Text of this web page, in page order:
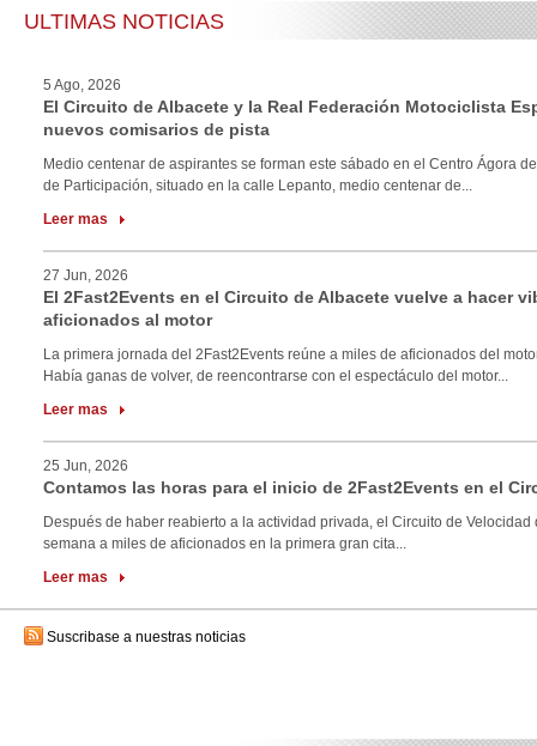
ULTIMAS NOTICIAS
5 Ago, 2026
El Circuito de Albacete y la Real Federación Motociclista
nuevos comisarios de pista
Medio centenar de aspirantes se forman este sábado en el Centro Ágora
de Participación, situado en la calle Lepanto, medio centenar de...
Leer mas
27 Jun, 2026
El 2Fast2Events en el Circuito de Albacete vuelve a hacer
aficionados al motor
La primera jornada del 2Fast2Events reúne a miles de aficionados del
Había ganas de volver, de reencontrarse con el espectáculo del motor...
Leer mas
25 Jun, 2026
Contamos las horas para el inicio de 2Fast2Events en el
Después de haber reabierto a la actividad privada, el Circuito de Velocidad
semana a miles de aficionados en la primera gran cita...
Leer mas
Suscribase a nuestras noticias